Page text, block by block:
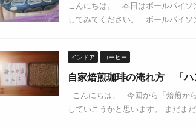
こんにちは。 本日はボールパイソ
してみてください。 ボールパイソ
インドア コーヒー
自家焙煎珈琲の淹れ方 「ハ
こんにちは。 今回から「焙煎か
していこうかと思います。 まだま